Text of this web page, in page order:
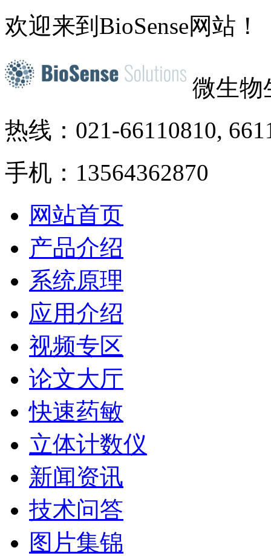
欢迎来到BioSense网站！
微生物
热线：021-66110810,
手机：13564362870
网站首页
产品介绍
系统原理
应用介绍
视频专区
论文大厅
快速药敏
立体计数仪
新闻资讯
技术问答
图片集锦